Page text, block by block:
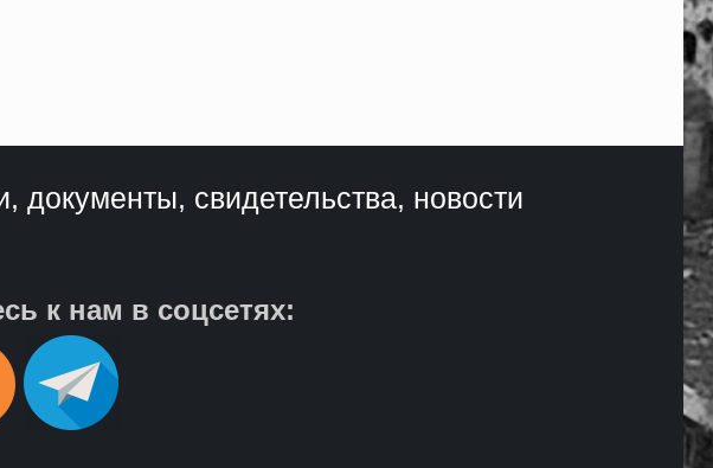
документы, свидетельства, новости
к нам в соцсетях: